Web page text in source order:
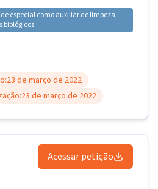
especial como auxiliar de limpeza
biológicos
23 de março de 2022
23 de março de 2022
Acessar petição